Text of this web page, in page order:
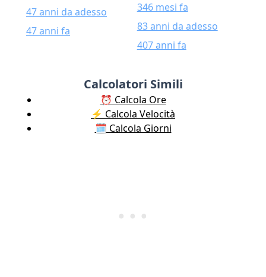
47 anni da adesso
47 anni fa
346 mesi fa
83 anni da adesso
407 anni fa
Calcolatori Simili
⏰ Calcola Ore
⚡️ Calcola Velocità
🗓️ Calcola Giorni